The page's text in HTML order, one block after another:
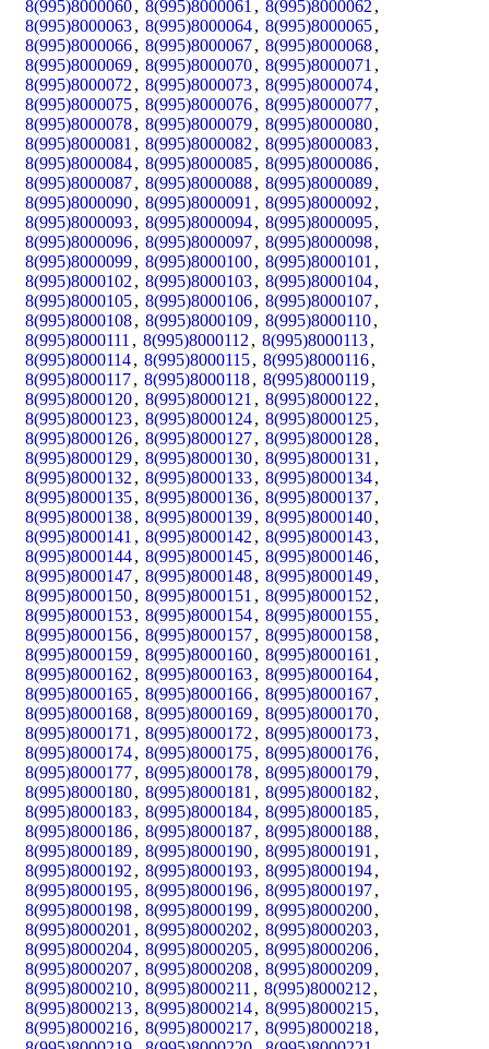
8(995)8000060, 8(995)8000061 , 8(995)8000062 ,
8(995)8000063, 8(995)8000064, 8(995)8000065,
8(995)8000066, 8(995)8000067, 8(995)8000068,
8(995)8000069, 8(995)8000070, 8(995)8000071 ,
8(995)8000072 , 8(995)8000073, 8(995)8000074,
8(995)8000075, 8(995)8000076, 8(995)8000077,
8(995)8000078, 8(995)8000079, 8(995)8000080,
8(995)8000081 , 8(995)8000082 , 8(995)8000083,
8(995)8000084, 8(995)8000085, 8(995)8000086,
8(995)8000087, 8(995)8000088, 8(995)8000089,
8(995)8000090, 8(995)8000091 , 8(995)8000092 ,
8(995)8000093, 8(995)8000094, 8(995)8000095,
8(995)8000096, 8(995)8000097, 8(995)8000098,
8(995)8000099, 8(995)8000100, 8(995)8000101 ,
8(995)8000102 , 8(995)8000103, 8(995)8000104,
8(995)8000105, 8(995)8000106, 8(995)8000107,
8(995)8000108, 8(995)8000109, 8(995)8000110,
8(995)8000111 , 8(995)8000112 , 8(995)8000113,
8(995)8000114, 8(995)8000115, 8(995)8000116,
8(995)8000117, 8(995)8000118, 8(995)8000119,
8(995)8000120, 8(995)8000121 , 8(995)8000122 ,
8(995)8000123, 8(995)8000124, 8(995)8000125,
8(995)8000126, 8(995)8000127, 8(995)8000128,
8(995)8000129, 8(995)8000130, 8(995)8000131 ,
8(995)8000132 , 8(995)8000133, 8(995)8000134,
8(995)8000135, 8(995)8000136, 8(995)8000137,
8(995)8000138, 8(995)8000139, 8(995)8000140,
8(995)8000141 , 8(995)8000142 , 8(995)8000143,
8(995)8000144, 8(995)8000145, 8(995)8000146,
8(995)8000147, 8(995)8000148, 8(995)8000149,
8(995)8000150, 8(995)8000151 , 8(995)8000152 ,
8(995)8000153, 8(995)8000154, 8(995)8000155,
8(995)8000156, 8(995)8000157, 8(995)8000158,
8(995)8000159, 8(995)8000160, 8(995)8000161 ,
8(995)8000162 , 8(995)8000163, 8(995)8000164,
8(995)8000165, 8(995)8000166, 8(995)8000167,
8(995)8000168, 8(995)8000169, 8(995)8000170,
8(995)8000171 , 8(995)8000172 , 8(995)8000173,
8(995)8000174, 8(995)8000175, 8(995)8000176,
8(995)8000177, 8(995)8000178, 8(995)8000179,
8(995)8000180, 8(995)8000181 , 8(995)8000182 ,
8(995)8000183, 8(995)8000184, 8(995)8000185,
8(995)8000186, 8(995)8000187, 8(995)8000188,
8(995)8000189, 8(995)8000190, 8(995)8000191 ,
8(995)8000192 , 8(995)8000193, 8(995)8000194,
8(995)8000195, 8(995)8000196, 8(995)8000197,
8(995)8000198, 8(995)8000199, 8(995)8000200,
8(995)8000201 , 8(995)8000202 , 8(995)8000203,
8(995)8000204, 8(995)8000205, 8(995)8000206,
8(995)8000207, 8(995)8000208, 8(995)8000209,
8(995)8000210, 8(995)8000211 , 8(995)8000212 ,
8(995)8000213, 8(995)8000214, 8(995)8000215,
8(995)8000216, 8(995)8000217, 8(995)8000218,